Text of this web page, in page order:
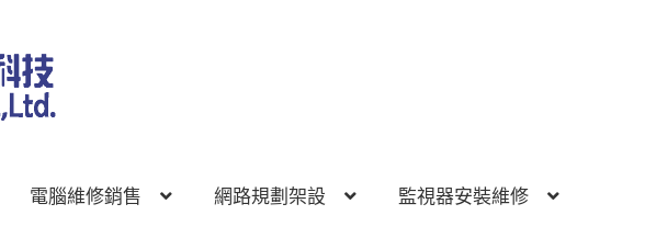
電腦維修銷售 網路規劃架設 監視器安裝維修